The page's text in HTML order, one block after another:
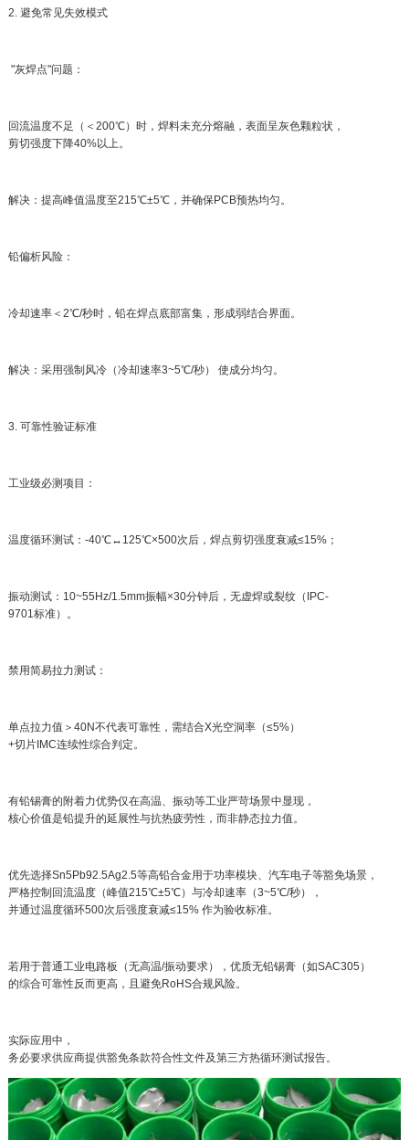
2. 避免常见失效模式
"灰焊点"问题：
回流温度不足（＜200℃）时，焊料未充分熔融，表面呈灰色颗粒状，
剪切强度下降40%以上。
解决：提高峰值温度至215℃±5℃，并确保PCB预热均匀。
铅偏析风险：
冷却速率＜2℃/秒时，铅在焊点底部富集，形成弱结合界面。
解决：采用强制风冷（冷却速率3~5℃/秒） 使成分均匀。
3. 可靠性验证标准
工业级必测项目：
温度循环测试：-40℃↔125℃×500次后，焊点剪切强度衰减≤15%；
振动测试：10~55Hz/1.5mm振幅×30分钟后，无虚焊或裂纹（IPC-
9701标准）。
禁用简易拉力测试：
单点拉力值＞40N不代表可靠性，需结合X光空洞率（≤5%）
+切片IMC连续性综合判定。
有铅锡膏的附着力优势仅在高温、振动等工业严苛场景中显现，
核心价值是铅提升的延展性与抗热疲劳性，而非静态拉力值。
优先选择Sn5Pb92.5Ag2.5等高铅合金用于功率模块、汽车电子等豁免场景，
严格控制回流温度（峰值215℃±5℃）与冷却速率（3~5℃/秒），
并通过温度循环500次后强度衰减≤15% 作为验收标准。
若用于普通工业电路板（无高温/振动要求），优质无铅锡膏（如SAC305）
的综合可靠性反而更高，且避免RoHS合规风险。
实际应用中，
务必要求供应商提供豁免条款符合性文件及第三方热循环测试报告。